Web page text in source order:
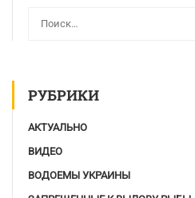
РУБРИКИ
АКТУАЛЬНО
ВИДЕО
ВОДОЕМЫ УКРАИНЫ